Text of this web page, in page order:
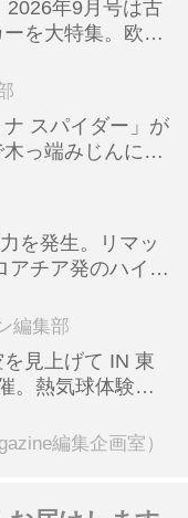
2026年9月号は古
を大特集。欧州
スパイダー」が
っ端みじんにな
を発生。リマッ
アチア発のハイパ
編集部
見上げて IN 東
。熱気球体験搭
編集企画室）